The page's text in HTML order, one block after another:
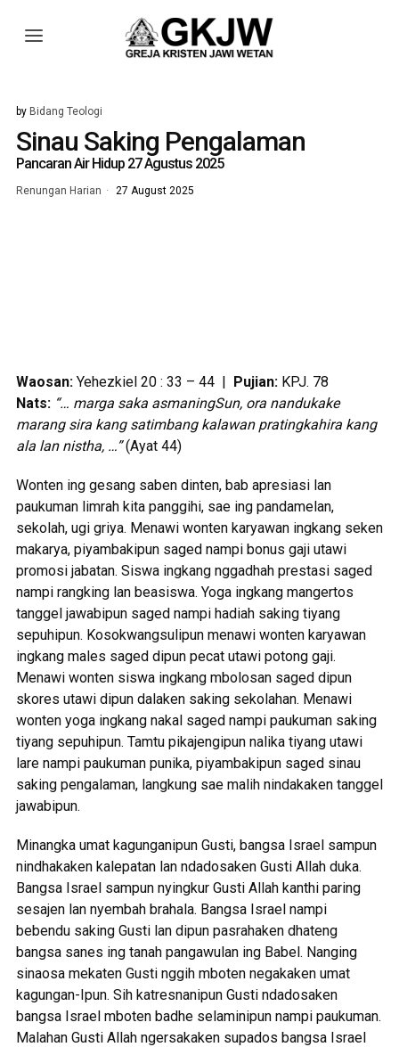
by Bidang Teologi
Sinau Saking Pengalaman
Pancaran Air Hidup 27 Agustus 2025
Renungan Harian 27 August 2025
Waosan: Yehezkiel 20 : 33 – 44 | Pujian: KPJ. 78
Nats: “… marga saka asmaningSun, ora nandukake
marang sira kang satimbang kalawan pratingkahira kang
ala lan nistha, …”(Ayat 44)
Wonten ing gesang saben dinten, bab apresiasi lan
paukuman limrah kita panggihi, sae ing pandamelan,
sekolah, ugi griya. Menawi wonten karyawan ingkang seken
makarya, piyambakipun saged nampi bonus gaji utawi
promosi jabatan. Siswa ingkang nggadhah prestasi saged
nampi rangking lan beasiswa. Yoga ingkang mangertos
tanggel jawabipun saged nampi hadiah saking tiyang
sepuhipun. Kosokwangsulipun menawi wonten karyawan
ingkang males saged dipun pecat utawi potong gaji.
Menawi wonten siswa ingkang mbolosan saged dipun
skores utawi dipun dalaken saking sekolahan. Menawi
wonten yoga ingkang nakal saged nampi paukuman saking
tiyang sepuhipun. Tamtu pikajengipun nalika tiyang utawi
lare nampi paukuman punika, piyambakipun saged sinau
saking pengalaman, langkung sae malih nindakaken tanggel
jawabipun.
Minangka umat kagunganipun Gusti, bangsa Israel sampun
nindhakaken kalepatan lan ndadosaken Gusti Allah duka.
Bangsa Israel sampun nyingkur Gusti Allah kanthi paring
sesajen lan nyembah brahala. Bangsa Israel nampi
bebendu saking Gusti lan dipun pasrahaken dhateng
bangsa sanes ing tanah pangawulan ing Babel. Nanging
sinaosa mekaten Gusti nggih mboten negakaken umat
kagungan-Ipun. Sih katresnanipun Gusti ndadosaken
bangsa Israel mboten badhe selaminipun nampi paukuman.
Malahan Gusti Allah ngersakaken supados bangsa Israel